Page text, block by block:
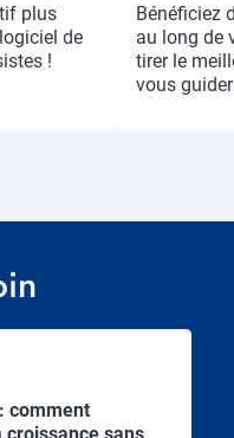
plus
de
!
Résumé
Bénéficiez
au long de
tirer le
vous
comment